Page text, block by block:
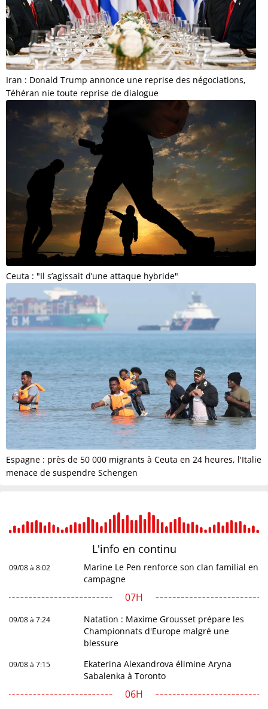
Iran : Donald Trump annonce une reprise des négociations,
Téhéran nie toute reprise de dialogue
Ceuta : "Il s’agissait d’une attaque hybride"
Espagne : près de 50 000 migrants à Ceuta en 24 heures, l'Italie
menace de suspendre Schengen
L'info en continu
09/08 à 8:02
Marine Le Pen renforce son clan familial en
campagne
07H
09/08 à 7:24
Natation : Maxime Grousset prépare les
Championnats d'Europe malgré une
blessure
09/08 à 7:15
Ekaterina Alexandrova élimine Aryna
Sabalenka à Toronto
06H